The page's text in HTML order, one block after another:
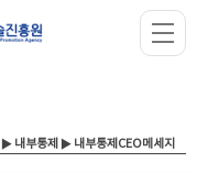
▶ 내부통제 ▶ 내부통제CEO메세지